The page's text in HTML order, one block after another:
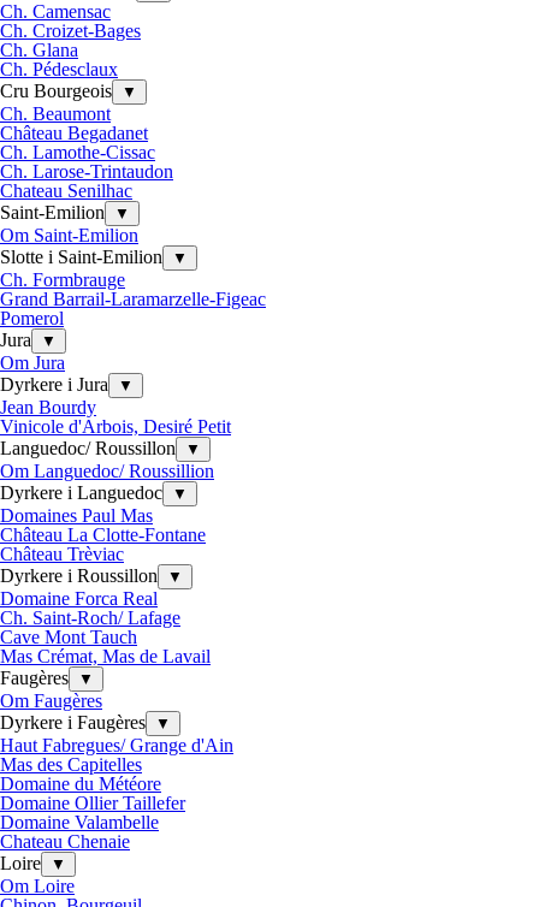
Ch. Camensac
Ch. Croizet-Bages
Ch. Glana
Ch. Pédesclaux
Cru Bourgeois
▼
Ch. Beaumont
Château Begadanet
Ch. Lamothe-Cissac
Ch. Larose-Trintaudon
Chateau Senilhac
Saint-Emilion
▼
Om Saint-Emilion
Slotte i Saint-Emilion
▼
Ch. Formbrauge
Grand Barrail-Laramarzelle-Figeac
Pomerol
Jura
▼
Om Jura
Dyrkere i Jura
▼
Jean Bourdy
Vinicole d'Arbois, Desiré Petit
Languedoc/ Roussillon
▼
Om Languedoc/ Roussillion
Dyrkere i Languedoc
▼
Domaines Paul Mas
Château La Clotte-Fontane
Château Trèviac
Dyrkere i Roussillon
▼
Domaine Forca Real
Ch. Saint-Roch/ Lafage
Cave Mont Tauch
Mas Crémat, Mas de Lavail
Faugères
▼
Om Faugères
Dyrkere i Faugères
▼
Haut Fabregues/ Grange d'Ain
Mas des Capitelles
Domaine du Météore
Domaine Ollier Taillefer
Domaine Valambelle
Chateau Chenaie
Loire
▼
Om Loire